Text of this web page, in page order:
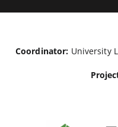
Coordinator: University